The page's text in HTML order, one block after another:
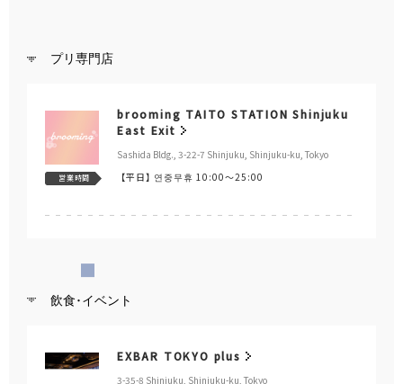
プリ専門店
brooming TAITO STATION Shinjuku
East Exit
Sashida Bldg., 3-22-7 Shinjuku, Shinjuku-ku, Tokyo
営業時間 【平日】 연중무휴 10:00～25:00
飲食･イベント
EXBAR TOKYO plus
3-35-8 Shinjuku, Shinjuku-ku, Tokyo